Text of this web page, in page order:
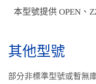
本型號提供 OPEN、
其他型號
部分非標準型號或暫無